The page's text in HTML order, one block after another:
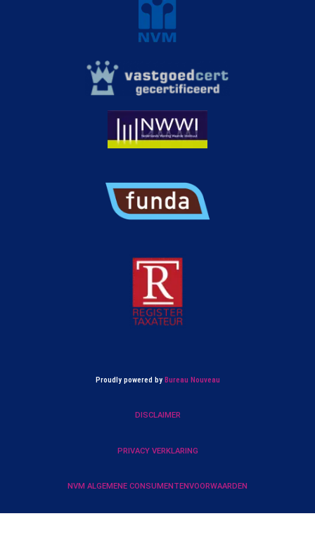
Proudly powered by Bureau Nouveau
DISCLAIMER
PRIVACY VERKLARING
NVM ALGEMENE CONSUMENTENVOORWAARDEN